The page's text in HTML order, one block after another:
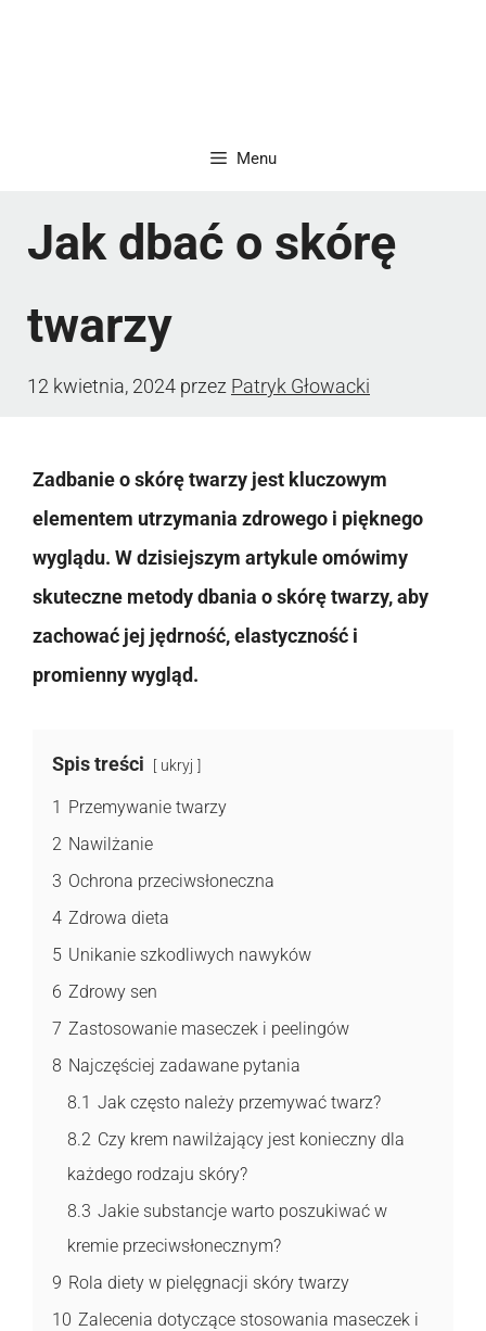
Menu
Jak dbać o skórę
twarzy
12 kwietnia, 2024 przez Patryk Głowacki
Zadbanie o skórę twarzy jest kluczowym
elementem utrzymania zdrowego i pięknego
wyglądu. W dzisiejszym artykule omówimy
skuteczne metody dbania o skórę twarzy, aby
zachować jej jędrność, elastyczność i
promienny wygląd.
Spis treści ukryj
1 Przemywanie twarzy
2 Nawilżanie
3 Ochrona przeciwsłoneczna
4 Zdrowa dieta
5 Unikanie szkodliwych nawyków
6 Zdrowy sen
7 Zastosowanie maseczek i peelingów
8 Najczęściej zadawane pytania
8.1 Jak często należy przemywać twarz?
8.2 Czy krem nawilżający jest konieczny dla
każdego rodzaju skóry?
8.3 Jakie substancje warto poszukiwać w
kremie przeciwsłonecznym?
9 Rola diety w pielęgnacji skóry twarzy
10 Zalecenia dotyczące stosowania maseczek i